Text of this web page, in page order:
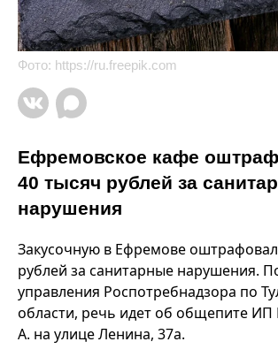
Фото: https://ru.freepik.com
Ефремовское кафе
40 тысяч рублей за
нарушения
Закусочную в Ефремове
рублей за санитарные нарушения.
управления Роспотребнадзора по
области, речь идет об общепите
А. на улице Ленина, 37а.